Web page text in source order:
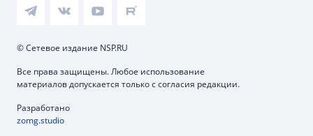
© Сетевое издание NSP.RU
Все права защищены. Любое использование
материалов допускается только с согласия редакции.
Разработано
zomg.studio